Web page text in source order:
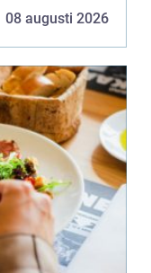
grund av alla
08 augusti 2026